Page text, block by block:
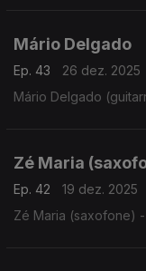
Mário Delgado
Ep. 43
26 dez. 2025
Mário Delgado
Zé Maria
Ep. 42
19 dez. 2025
Zé Maria (saxofone)